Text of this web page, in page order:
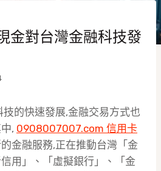
金對台灣金融科技發
的快速發展,金融交易方式也
, 0908007007.com 信用卡
金融服務,正在推動台灣「金
用」、「虛擬銀行」、「金